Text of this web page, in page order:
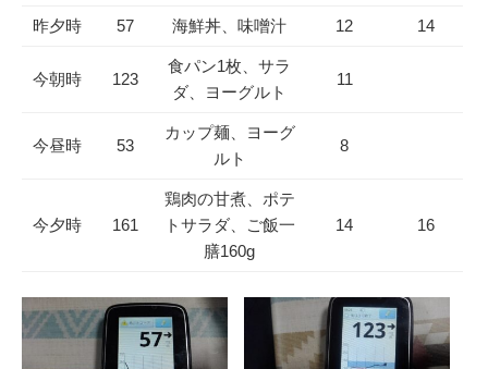
昨夕時 57 海鮮丼、味噌汁 12 14
今朝時 123
食パン1枚、サラ
ダ、ヨーグルト
11
今昼時 53
カップ麺、ヨーグ
ルト
8
今夕時 161
鶏肉の甘煮、ポテ
トサラダ、ご飯一
膳160g
14 16